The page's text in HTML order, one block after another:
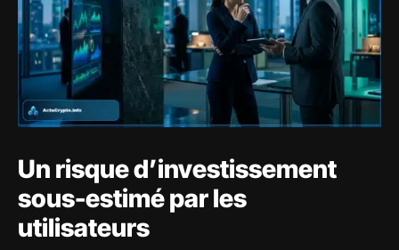
Un risque d’investissement
sous-estimé par les
utilisateurs